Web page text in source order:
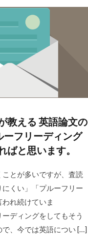
教える 英語論文の
ーフリーディング
ばと思います。
とが多いですが、査読
くい」「プルーフリー
れ続けていま
ディングをしてもそう
、今では英語につい […]